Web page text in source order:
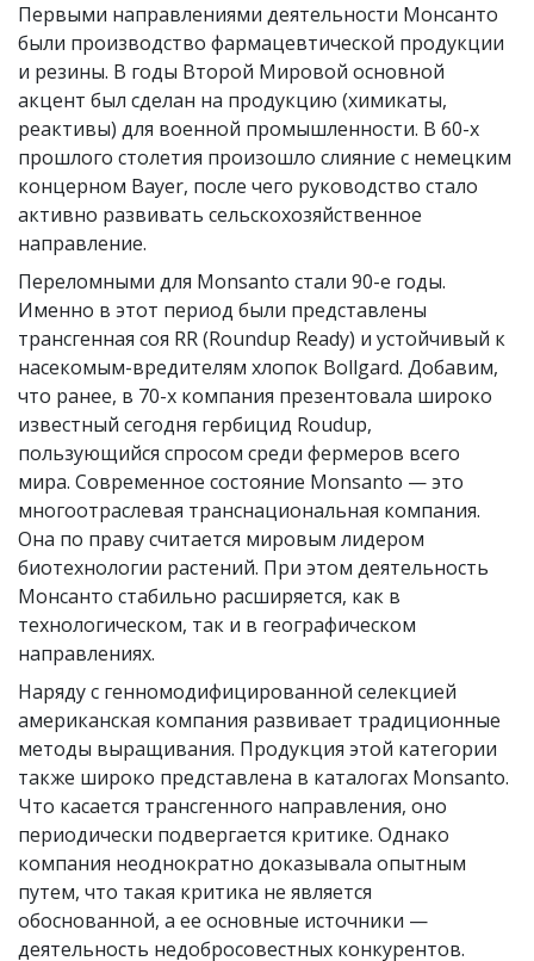
Первыми направлениями деятельности Монсанто
были производство фармацевтической продукции
и резины. В годы Второй Мировой основной
акцент был сделан на продукцию (химикаты,
реактивы) для военной промышленности. В 60-х
прошлого столетия произошло слияние с немецким
концерном Bayer, после чего руководство стало
активно развивать сельскохозяйственное
направление.
Переломными для Monsanto стали 90-е годы.
Именно в этот период были представлены
трансгенная соя RR (Roundup Ready) и устойчивый к
насекомым-вредителям хлопок Bollgard. Добавим,
что ранее, в 70-х компания презентовала широко
известный сегодня гербицид Roudup,
пользующийся спросом среди фермеров всего
мира. Современное состояние Monsanto — это
многоотраслевая транснациональная компания.
Она по праву считается мировым лидером
биотехнологии растений. При этом деятельность
Монсанто стабильно расширяется, как в
технологическом, так и в географическом
направлениях.
Наряду с генномодифицированной селекцией
американская компания развивает традиционные
методы выращивания. Продукция этой категории
также широко представлена в каталогах Monsanto.
Что касается трансгенного направления, оно
периодически подвергается критике. Однако
компания неоднократно доказывала опытным
путем, что такая критика не является
обоснованной, а ее основные источники —
деятельность недобросовестных конкурентов.